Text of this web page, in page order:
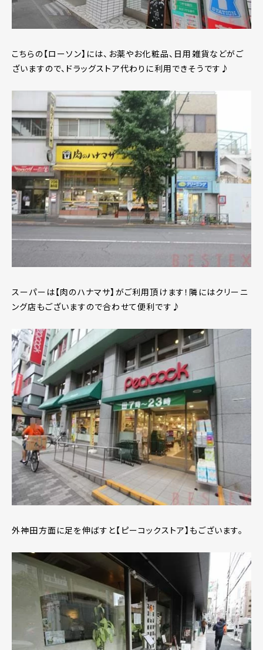
こちらの【ローソン】には、お薬やお化粧品、日用雑貨などがご
ざいますので、ドラッグストア代わりに利用できそうです♪
スーパーは【肉のハナマサ】がご利用頂けます！隣にはクリーニ
ング店もございますので合わせて便利です♪
外神田方面に足を伸ばすと【ピーコックストア】もございます。